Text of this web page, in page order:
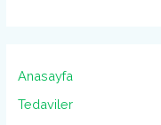
Anasayfa
Tedaviler